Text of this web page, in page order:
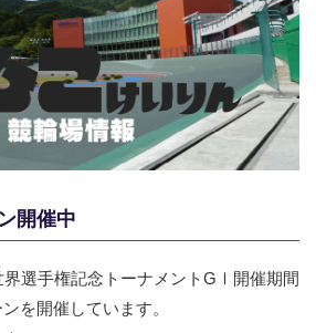
開催中
界選手権記念トーナメントGⅠ開催期間
を開催しています。